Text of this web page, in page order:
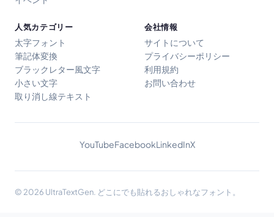
人気カテゴリー
太字フォント
筆記体変換
ブラックレター風文字
小さい文字
取り消し線テキスト
会社情報
サイトについて
プライバシーポリシー
利用規約
お問い合わせ
YouTubeFacebookLinkedInX
© 2026 UltraTextGen. どこにでも貼れるおしゃれなフォント。